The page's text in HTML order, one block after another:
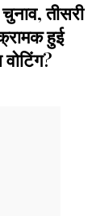
तीसरी
हुई
वोटिंग?